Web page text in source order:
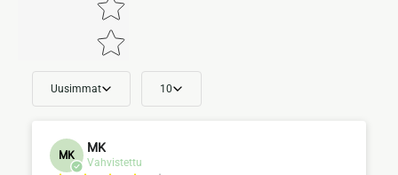
Uusimmat 10
MK
MK
Vahvistettu